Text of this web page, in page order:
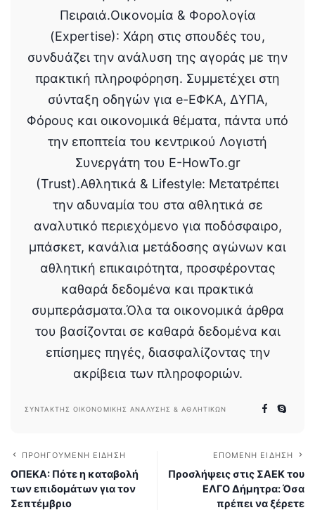
Πειραιά.Οικονομία & Φορολογία
(Expertise): Χάρη στις σπουδές του,
συνδυάζει την ανάλυση της αγοράς με την
πρακτική πληροφόρηση. Συμμετέχει στη
σύνταξη οδηγών για e-ΕΦΚΑ, ΔΥΠΑ,
Φόρους και οικονομικά θέματα, πάντα υπό
την εποπτεία του κεντρικού Λογιστή
Συνεργάτη του E-HowTo.gr
(Trust).Αθλητικά & Lifestyle: Μετατρέπει
την αδυναμία του στα αθλητικά σε
αναλυτικό περιεχόμενο για ποδόσφαιρο,
μπάσκετ, κανάλια μετάδοσης αγώνων και
αθλητική επικαιρότητα, προσφέροντας
καθαρά δεδομένα και πρακτικά
συμπεράσματα.Όλα τα οικονομικά άρθρα
του βασίζονται σε καθαρά δεδομένα και
επίσημες πηγές, διασφαλίζοντας την
ακρίβεια των πληροφοριών.
ΣΥΝΤΆΚΤΗΣ ΟΙΚΟΝΟΜΙΚΉΣ ΑΝΆΛΥΣΗΣ & ΑΘΛΗΤΙΚΏΝ
ΠΡΟΗΓΟΎΜΕΝΗ ΕΊΔΗΣΗ
ΟΠΕΚΑ: Πότε η καταβολή
των επιδομάτων για τον
Σεπτέμβριο
ΕΠΌΜΕΝΗ ΕΊΔΗΣΗ
Προσλήψεις στις ΣΑΕΚ του
ΕΛΓΟ Δήμητρα: Όσα
πρέπει να ξέρετε